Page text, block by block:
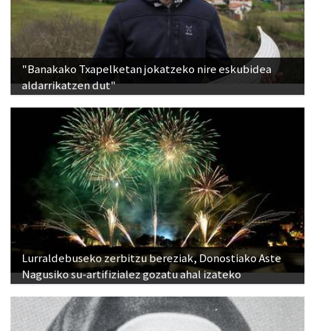
"Banakako Txapelketan jokatzeko nire eskubidea
aldarrikatzen dut"
Lurraldebuseko zerbitzu bereziak, Donostiako Aste
Nagusiko su-artifizialez gozatu ahal izateko